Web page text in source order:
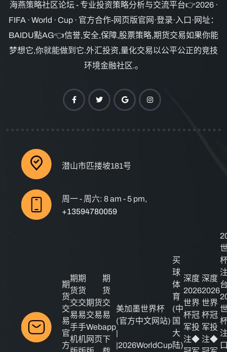
海燕策略社区论坛 - 专业投资策略分析与交流平台👉2026 ·
FIFA · World · Cup · 官方合作-网页版官网·登录·入口·网址：
BAIDU點AG👈信誉,安全,保障,股票策略,期货交易如果你能
梦想它,你就能做到它.外汇投资,量化交易以公平公正的竞技
环境金融社区.。
潜山市匹搂坡181号
周一 - 周六: 8 am - 5 pm,
+13594780059
期
货
交
易
官
方
期
货
交
易
手
机
期
货
交
易
手
机
期货
交易
Web
网页
期
货
交
易
app
下
美加墨世界杯
(官方中文网站)
|
|2026WorldCup
买
球
体
育
(中
国
大
陆)
深度
2026
世界
杯冠
军投
注◆
深度
2026
世界
杯冠
军投
注◆